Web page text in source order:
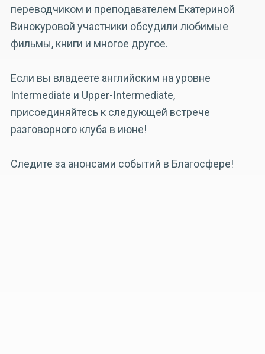
переводчиком и преподавателем Екатериной
Винокуровой участники обсудили любимые
фильмы, книги и многое другое.
Если вы владеете английским на уровне
Intermediate и Upper-Intermediate,
присоединяйтесь к следующей встрече
разговорного клуба в июне!
Следите за анонсами событий в Благосфере!